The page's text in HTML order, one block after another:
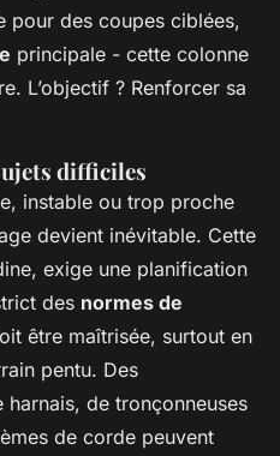
pour des coupes ciblées,
principale - cette colonne
L’objectif ? Renforcer sa
difficiles
instable ou trop proche
devient inévitable. Cette
exige une planification
des normes de
être maîtrisée, surtout en
pentu. Des
de tronçonneuses
de corde peuvent